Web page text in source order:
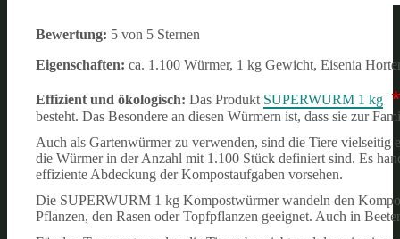
Bewertung: 5 von 5 Sternen
Eigenschaften: ca. 1.100 Würmer, 1 kg Gewicht, Eisenia
Effizient und ökologisch: Das Produkt SUPERWURM 1 kg
besteht. Das Besondere an diesen Würmern ist, dass sie zur
Auch als Gartenwürmer zu verwenden, sind die Tiere vielseitig
die Würmer in der Anzahl mit 1.100 Stück definiert sind. Es
effiziente Abdeckung der Kompostaufgaben vorsehen.
Die SUPERWURM 1 kg Kompostwürmer wandeln den
Pflanzen, den Rasen oder Topfpflanzen geeignet. Auch in